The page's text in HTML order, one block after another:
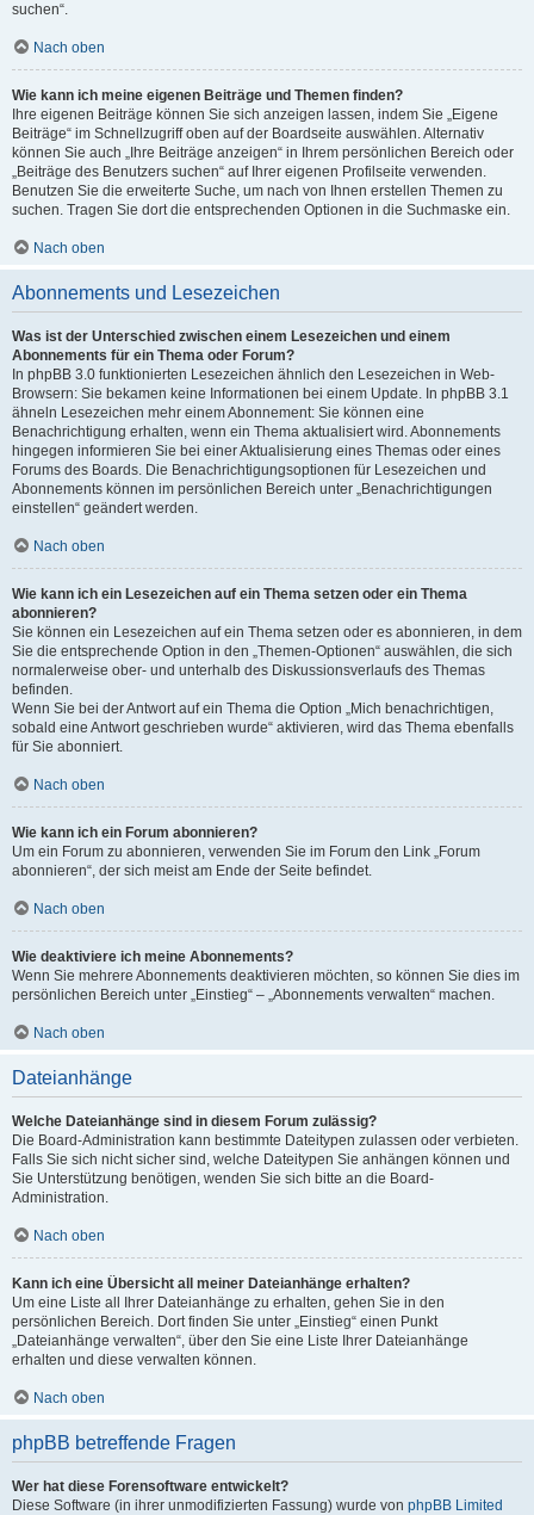
suchen“.
Nach oben
Wie kann ich meine eigenen Beiträge und Themen finden?
Ihre eigenen Beiträge können Sie sich anzeigen lassen, indem Sie „Eigene
Beiträge“ im Schnellzugriff oben auf der Boardseite auswählen. Alternativ
können Sie auch „Ihre Beiträge anzeigen“ in Ihrem persönlichen Bereich oder
„Beiträge des Benutzers suchen“ auf Ihrer eigenen Profilseite verwenden.
Benutzen Sie die erweiterte Suche, um nach von Ihnen erstellen Themen zu
suchen. Tragen Sie dort die entsprechenden Optionen in die Suchmaske ein.
Nach oben
Abonnements und Lesezeichen
Was ist der Unterschied zwischen einem Lesezeichen und einem
Abonnements für ein Thema oder Forum?
In phpBB 3.0 funktionierten Lesezeichen ähnlich den Lesezeichen in Web-
Browsern: Sie bekamen keine Informationen bei einem Update. In phpBB 3.1
ähneln Lesezeichen mehr einem Abonnement: Sie können eine
Benachrichtigung erhalten, wenn ein Thema aktualisiert wird. Abonnements
hingegen informieren Sie bei einer Aktualisierung eines Themas oder eines
Forums des Boards. Die Benachrichtigungsoptionen für Lesezeichen und
Abonnements können im persönlichen Bereich unter „Benachrichtigungen
einstellen“ geändert werden.
Nach oben
Wie kann ich ein Lesezeichen auf ein Thema setzen oder ein Thema
abonnieren?
Sie können ein Lesezeichen auf ein Thema setzen oder es abonnieren, in dem
Sie die entsprechende Option in den „Themen-Optionen“ auswählen, die sich
normalerweise ober- und unterhalb des Diskussionsverlaufs des Themas
befinden.
Wenn Sie bei der Antwort auf ein Thema die Option „Mich benachrichtigen,
sobald eine Antwort geschrieben wurde“ aktivieren, wird das Thema ebenfalls
für Sie abonniert.
Nach oben
Wie kann ich ein Forum abonnieren?
Um ein Forum zu abonnieren, verwenden Sie im Forum den Link „Forum
abonnieren“, der sich meist am Ende der Seite befindet.
Nach oben
Wie deaktiviere ich meine Abonnements?
Wenn Sie mehrere Abonnements deaktivieren möchten, so können Sie dies im
persönlichen Bereich unter „Einstieg“ – „Abonnements verwalten“ machen.
Nach oben
Dateianhänge
Welche Dateianhänge sind in diesem Forum zulässig?
Die Board-Administration kann bestimmte Dateitypen zulassen oder verbieten.
Falls Sie sich nicht sicher sind, welche Dateitypen Sie anhängen können und
Sie Unterstützung benötigen, wenden Sie sich bitte an die Board-
Administration.
Nach oben
Kann ich eine Übersicht all meiner Dateianhänge erhalten?
Um eine Liste all Ihrer Dateianhänge zu erhalten, gehen Sie in den
persönlichen Bereich. Dort finden Sie unter „Einstieg“ einen Punkt
„Dateianhänge verwalten“, über den Sie eine Liste Ihrer Dateianhänge
erhalten und diese verwalten können.
Nach oben
phpBB betreffende Fragen
Wer hat diese Forensoftware entwickelt?
Diese Software (in ihrer unmodifizierten Fassung) wurde von phpBB Limited